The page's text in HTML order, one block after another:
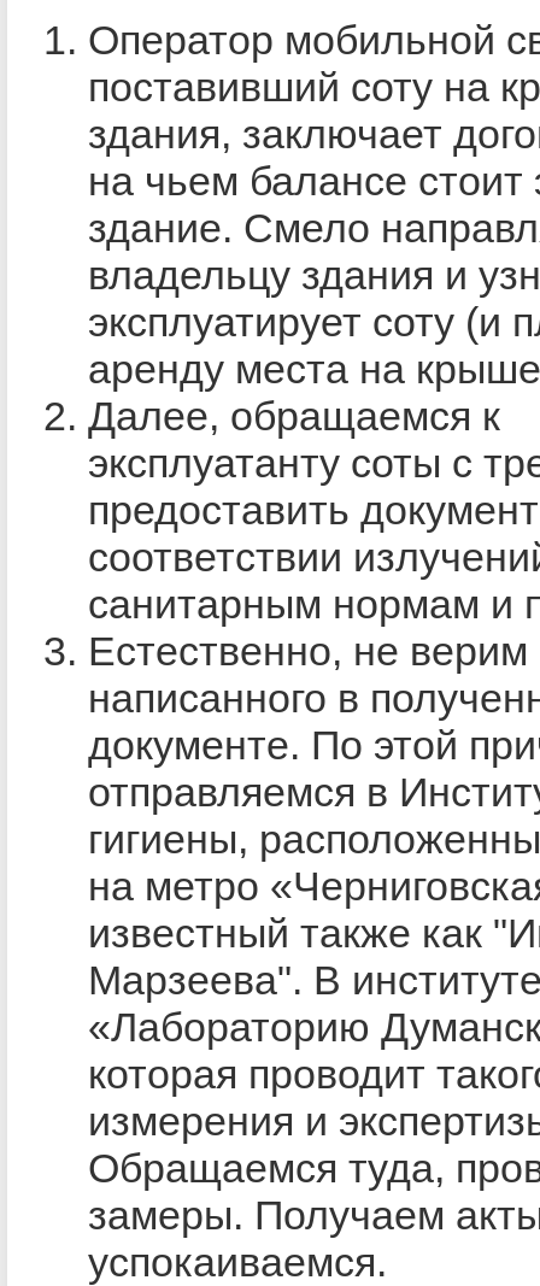
Оператор мобильной
поставивший соту на
здания, заключает
на чьем балансе стоит
здание. Смело
владельцу здания и
эксплуатирует соту (и
аренду места на
Далее, обращаемся к
эксплуатанту соты с
предоставить
соответствии
санитарным нормам и
Естественно, не верим
написанного в
документе. По этой
отправляемся в
гигиены,
на метро
известный также как
Марзеева". В
«Лабораторию
которая проводит
измерения и
Обращаемся туда,
замеры. Получаем
успокаиваемся.